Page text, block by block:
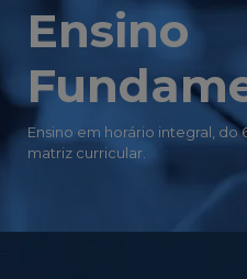
Ensino
Ensino em horário integral, do
matriz curricular.